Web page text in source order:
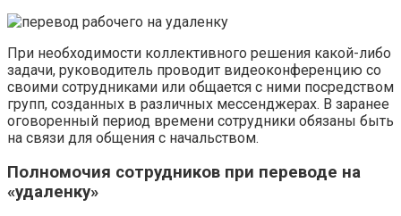
При необходимости коллективного решения какой-либо
задачи, руководитель проводит видеоконференцию со
своими сотрудниками или общается с ними посредством
групп, созданных в различных мессенджерах. В заранее
оговоренный период времени сотрудники обязаны быть
на связи для общения с начальством.
Полномочия сотрудников при переводе на
«удаленку»